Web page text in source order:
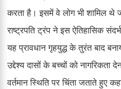
करता है। इसमें वे लोग भी शामिल
राष्ट्रपति ट्रंप ने इस ऐतिहासिक
यह प्रावधान गृहयुद्ध के तुरंत बाद
उद्देश्य दासों के बच्चों को नागरिकता
वर्तमान स्थिति पर चिंता जताते हुए